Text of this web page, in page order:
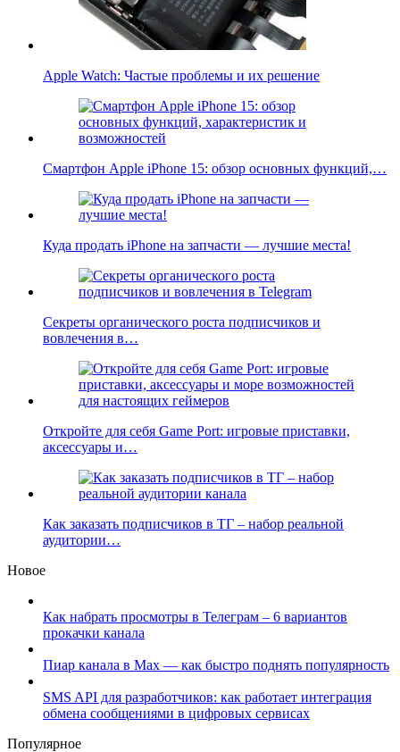
Apple Watch: Частые проблемы и их решение
Смартфон Apple iPhone 15: обзор основных функций,…
Куда продать iPhone на запчасти — лучшие места!
Секреты органического роста подписчиков и
вовлечения в…
Откройте для себя Game Port: игровые приставки,
аксессуары и…
Как заказать подписчиков в ТГ – набор реальной
аудитории…
Новое
Как набрать просмотры в Телеграм – 6 вариантов
прокачки канала
Пиар канала в Max — как быстро поднять популярность
SMS API для разработчиков: как работает интеграция
обмена сообщениями в цифровых сервисах
Популярное